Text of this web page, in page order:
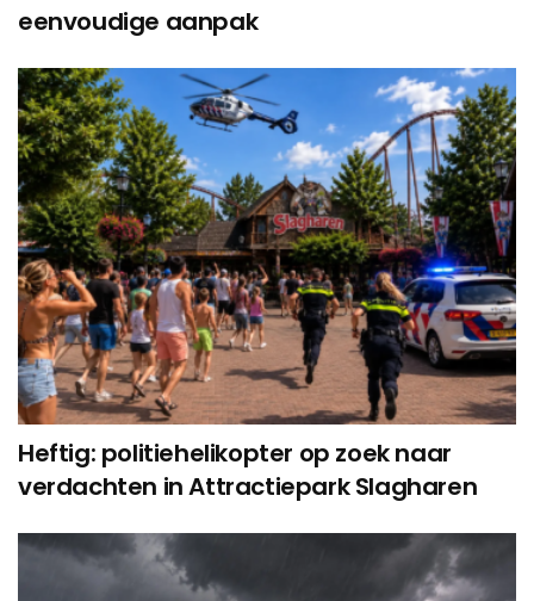
eenvoudige aanpak
Heftig: politiehelikopter op zoek naar
verdachten in Attractiepark Slagharen